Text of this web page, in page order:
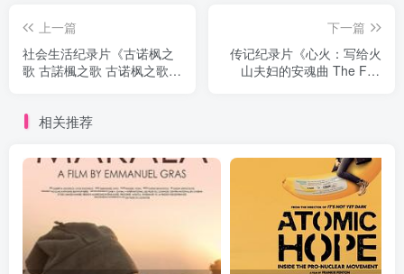
上一篇
社会生活纪录片《古诺枫之
歌 古諾楓之歌 古诺枫之歌
下一篇
传记纪录片《心火：写给火
山夫妇的安魂曲 The Fire
相关推荐